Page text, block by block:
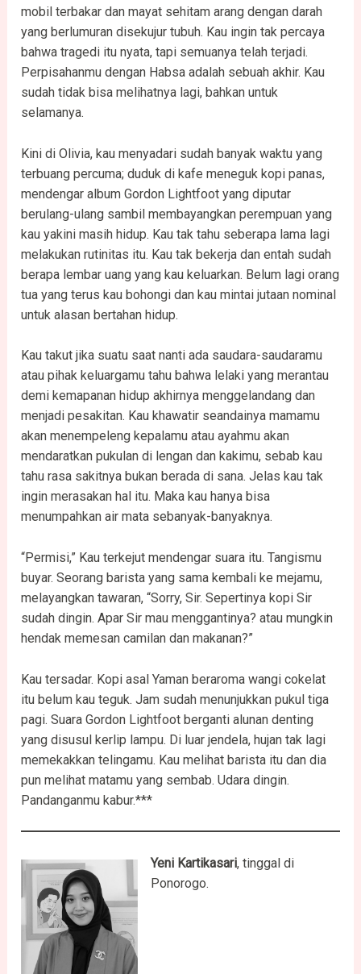
mobil terbakar dan mayat sehitam arang dengan darah
yang berlumuran disekujur tubuh. Kau ingin tak percaya
bahwa tragedi itu nyata, tapi semuanya telah terjadi.
Perpisahanmu dengan Habsa adalah sebuah akhir. Kau
sudah tidak bisa melihatnya lagi, bahkan untuk
selamanya.
Kini di Olivia, kau menyadari sudah banyak waktu yang
terbuang percuma; duduk di kafe meneguk kopi panas,
mendengar album Gordon Lightfoot yang diputar
berulang-ulang sambil membayangkan perempuan yang
kau yakini masih hidup. Kau tak tahu seberapa lama lagi
melakukan rutinitas itu. Kau tak bekerja dan entah sudah
berapa lembar uang yang kau keluarkan. Belum lagi orang
tua yang terus kau bohongi dan kau mintai jutaan nominal
untuk alasan bertahan hidup.
Kau takut jika suatu saat nanti ada saudara-saudaramu
atau pihak keluargamu tahu bahwa lelaki yang merantau
demi kemapanan hidup akhirnya menggelandang dan
menjadi pesakitan. Kau khawatir seandainya mamamu
akan menempeleng kepalamu atau ayahmu akan
mendaratkan pukulan di lengan dan kakimu, sebab kau
tahu rasa sakitnya bukan berada di sana. Jelas kau tak
ingin merasakan hal itu. Maka kau hanya bisa
menumpahkan air mata sebanyak-banyaknya.
“Permisi,” Kau terkejut mendengar suara itu. Tangismu
buyar. Seorang barista yang sama kembali ke mejamu,
melayangkan tawaran, “Sorry, Sir. Sepertinya kopi Sir
sudah dingin. Apar Sir mau menggantinya? atau mungkin
hendak memesan camilan dan makanan?”
Kau tersadar. Kopi asal Yaman beraroma wangi cokelat
itu belum kau teguk. Jam sudah menunjukkan pukul tiga
pagi. Suara Gordon Lightfoot berganti alunan denting
yang disusul kerlip lampu. Di luar jendela, hujan tak lagi
memekakkan telingamu. Kau melihat barista itu dan dia
pun melihat matamu yang sembab. Udara dingin.
Pandanganmu kabur.***
Yeni Kartikasari, tinggal di
Ponorogo.